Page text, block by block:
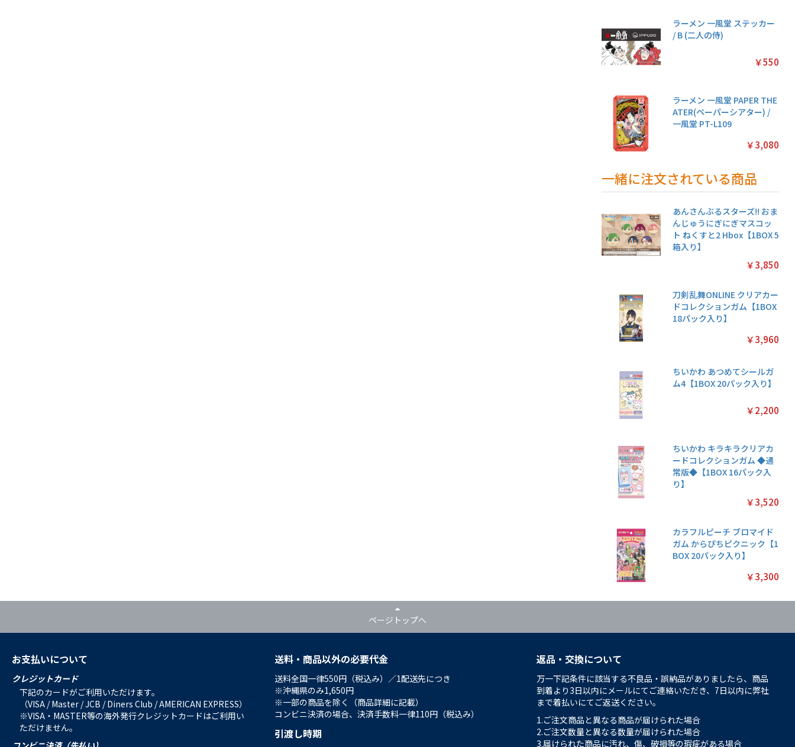
ラーメン 一風堂 ステッカー
/ B (二人の侍)
￥550
ラーメン 一風堂 PAPER THE
ATER(ペーパーシアター) /
一風堂 PT-L109
￥3,080
一緒に注文されている商品
あんさんぶるスターズ!! おま
んじゅうにぎにぎマスコッ
ト ねくすと2 Hbox【1BOX 5
箱入り】
￥3,850
刀剣乱舞ONLINE クリアカー
ドコレクションガム【1BOX
18パック入り】
￥3,960
ちいかわ あつめてシールガ
ム4【1BOX 20パック入り】
￥2,200
ちいかわ キラキラクリアカ
ードコレクションガム ◆通
常版◆【1BOX 16パック入
り】
￥3,520
カラフルピーチ ブロマイド
ガム からぴちピクニック【1
BOX 20パック入り】
￥3,300
ページトップへ
お支払いについて
クレジットカード
下記のカードがご利用いただけます。
（VISA / Master / JCB / Diners Club / AMERICAN EXPRESS）
※VISA・MASTER等の海外発行クレジットカードはご利用い
ただけません。
送料・商品以外の必要代金
送料全国一律550円（税込み）／1配送先につき
※沖縄県のみ1,650円
※一部の商品を除く（商品詳細に記載）
コンビニ決済の場合、決済手数料一律110円（税込み）
引渡し時期
返品・交換について
万一下記条件に該当する不良品・誤納品がありましたら、商品
到着より3日以内にメールにてご連絡いただき、7日以内に弊社
まで着払いにてご返送ください。
1.ご注文商品と異なる商品が届けられた場合
2.ご注文数量と異なる数量が届けられた場合
3.届けられた商品に汚れ、傷、破損等の瑕疵がある場合